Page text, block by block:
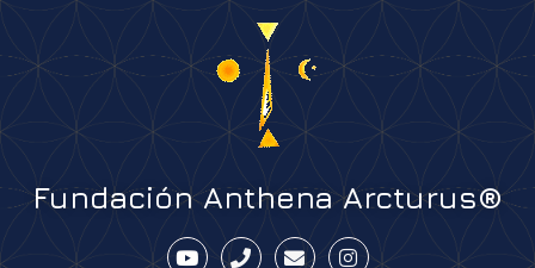
Fundación Anthena Arcturus®